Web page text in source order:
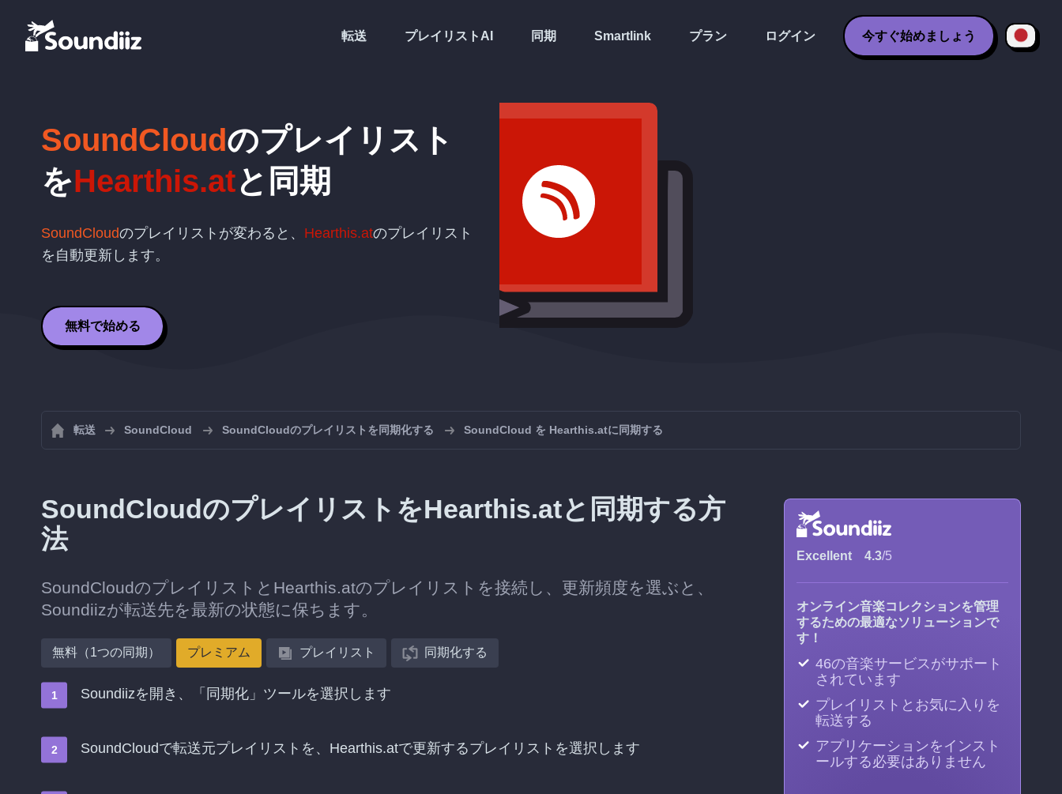
転送 プレイリストAI 同期 Smartlink プラン ログイン 今すぐ始めましょう
SoundCloudのプレイリスト
をHearthis.atと同期
SoundCloudのプレイリストが変わると、 Hearthis.atのプレイリスト
を自動更新します。
無料で始める
転送 SoundCloud SoundCloudのプレイリストを同期化する SoundCloud を Hearthis.atに同期する
SoundCloudのプレイリストをHearthis.atと同期する方
法
SoundCloudのプレイリストとHearthis.atのプレイリストを接続し、更新頻度を選ぶと、
Soundiizが転送先を最新の状態に保ちます。
無料（1つの同期） プレミアム プレイリスト 同期化する
Soundiizを開き、「同期化」ツールを選択します
SoundCloudで転送元プレイリストを、Hearthis.atで更新するプレイリストを選択します
Excellent 4.3/5
オンライン音楽コレクションを管理
するための最適なソリューションで
す！
46の音楽サービスがサポート
されています
プレイリストとお気に入りを
転送する
アプリケーションをインスト
ールする必要はありません